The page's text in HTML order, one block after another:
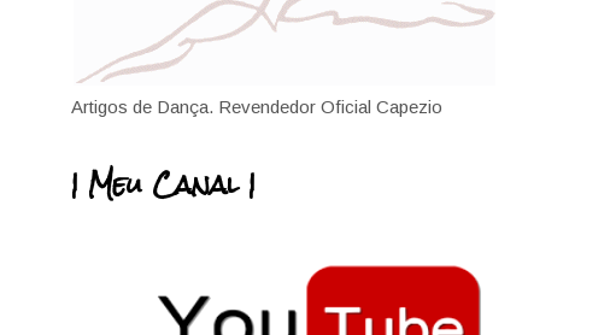
Artigos de Dança. Revendedor Oficial Capezio
| Meu Canal |